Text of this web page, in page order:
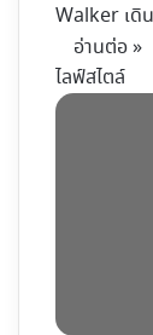
Walker เดิ
อ่านต่อ »
ไลฟ์สไตล์